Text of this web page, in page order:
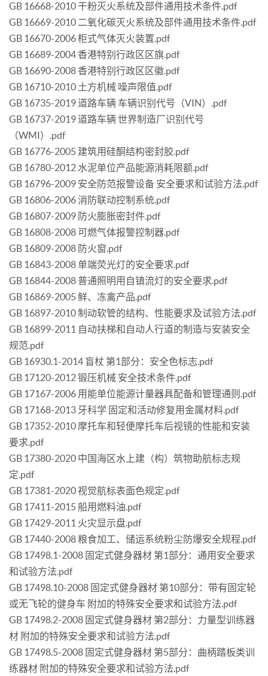
GB 16668-2010 干粉灭火系统及部件通用技术条件.pdf
GB 16669-2010 二氧化碳灭火系统及部件通用技术条件.pdf
GB 16670-2006 柜式气体灭火装置.pdf
GB 16689-2004 香港特别行政区区旗.pdf
GB 16690-2008 香港特别行政区区徽.pdf
GB 16710-2010 土方机械 噪声限值.pdf
GB 16735-2019 道路车辆 车辆识别代号（VIN）.pdf
GB 16737-2019 道路车辆 世界制造厂识别代号
（WMI）.pdf
GB 16776-2005 建筑用硅酮结构密封胶.pdf
GB 16780-2012 水泥单位产品能源消耗限额.pdf
GB 16796-2009 安全防范报警设备 安全要求和试验方法.pdf
GB 16806-2006 消防联动控制系统.pdf
GB 16807-2009 防火膨胀密封件.pdf
GB 16808-2008 可燃气体报警控制器.pdf
GB 16809-2008 防火窗.pdf
GB 16843-2008 单端荧光灯的安全要求.pdf
GB 16844-2008 普通照明用自镇流灯的安全要求.pdf
GB 16869-2005 鲜、冻禽产品.pdf
GB 16897-2010 制动软管的结构、性能要求及试验方法.pdf
GB 16899-2011 自动扶梯和自动人行道的制造与安装安全
规范.pdf
GB 16930.1-2014 盲杖 第1部分：安全色标志.pdf
GB 17120-2012 锻压机械 安全技术条件.pdf
GB 17167-2006 用能单位能源计量器具配备和管理通则.pdf
GB 17168-2013 牙科学 固定和活动修复用金属材料.pdf
GB 17352-2010 摩托车和轻便摩托车后视镜的性能和安装
要求.pdf
GB 17380-2020 中国海区水上建（构）筑物助航标志规
定.pdf
GB 17381-2020 视觉航标表面色规定.pdf
GB 17411-2015 船用燃料油.pdf
GB 17429-2011 火灾显示盘.pdf
GB 17440-2008 粮食加工、储运系统粉尘防爆安全规程.pdf
GB 17498.1-2008 固定式健身器材 第1部分：通用安全要求
和试验方法.pdf
GB 17498.10-2008 固定式健身器材 第10部分：带有固定轮
或无飞轮的健身车 附加的特殊安全要求和试验方法.pdf
GB 17498.2-2008 固定式健身器材 第2部分：力量型训练器
材 附加的特殊安全要求和试验方法.pdf
GB 17498.5-2008 固定式健身器材 第5部分：曲柄踏板类训
练器材 附加的特殊安全要求和试验方法.pdf